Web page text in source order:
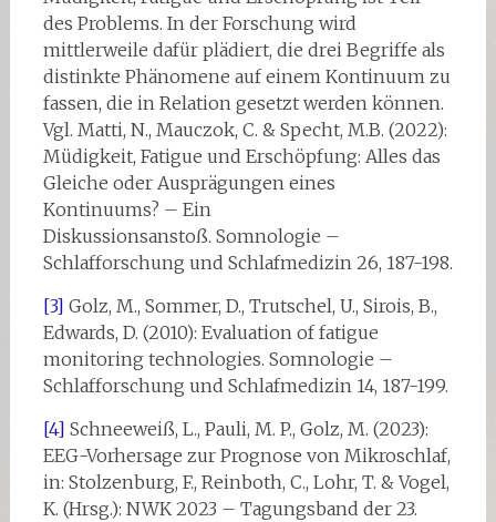
des Problems. In der Forschung wird
mittlerweile dafür plädiert, die drei Begriffe als
distinkte Phänomene auf einem Kontinuum zu
fassen, die in Relation gesetzt werden können.
Vgl. Matti, N., Mauczok, C. & Specht, M.B. (2022):
Müdigkeit, Fatigue und Erschöpfung: Alles das
Gleiche oder Ausprägungen eines
Kontinuums? – Ein
Diskussionsanstoß. Somnologie –
Schlafforschung und Schlafmedizin 26, 187-198.
[3] Golz, M., Sommer, D., Trutschel, U., Sirois, B.,
Edwards, D. (2010): Evaluation of fatigue
monitoring technologies. Somnologie –
Schlafforschung und Schlafmedizin 14, 187-­199.
[4] Schneeweiß, L., Pauli, M. P., Golz, M. (2023):
EEG-Vorhersage zur Prognose von Mikroschlaf,
in: Stolzenburg, F., Reinboth, C., Lohr, T. & Vogel,
K. (Hrsg.): NWK 2023 – Tagungsband der 23.